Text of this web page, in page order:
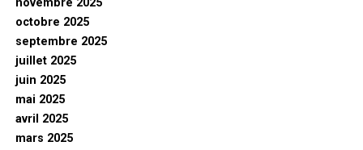
novembre 2025
octobre 2025
septembre 2025
juillet 2025
juin 2025
mai 2025
avril 2025
mars 2025